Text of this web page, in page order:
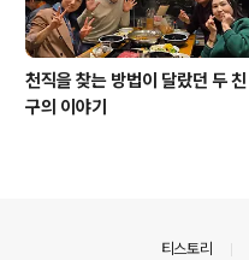
천직을 찾는 방법이 달랐던 두 친
구의 이야기
티스토리